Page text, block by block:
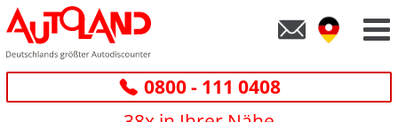
0800 - 111 0408